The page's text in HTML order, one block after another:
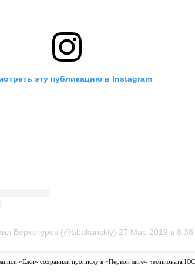
эту публикацию в Instagram
Верхотуров (@abakanskiy) 27 Мар 2019 в 8:38
«Ежи» сохранили прописку в «Первой лиге» чемпионата